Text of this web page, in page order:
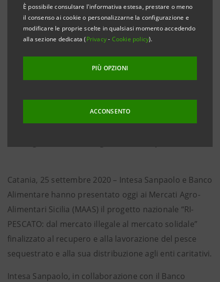
È possibile consultare l'informativa estesa, prestare o meno
il consenso ai cookie o personalizzarne la configurazione e
modificare le proprie scelte in qualsiasi momento accedendo
alla sezione dedicata (Privacy- Cookie policy).
PIÙ OPZIONI
ACCONSENTO
collaborazione con il Banco Alimentare coordina
l’operato di diversi soggetti per offrire alle persone
in difficoltà un cibo ricco di valori nutrizionali
• Si inizia in Sicilia dove in 18 mesi di
Catania, 25 settembre 2020 – Intesa Sanpaolo e Banco
Alimentare hanno presentato oggi ai Mercati Agro-
Alimentari Sicilia (MAAS) il progetto nazionale “RI-
PESCATO: dal mercato illegale al mercato solidale”
finalizzato al recupero e alla lavorazione del pesce
sequestrato e alla sua distribuzione agli enti caritativi.
Intesa Sanpaolo, in collaborazione con il Banco